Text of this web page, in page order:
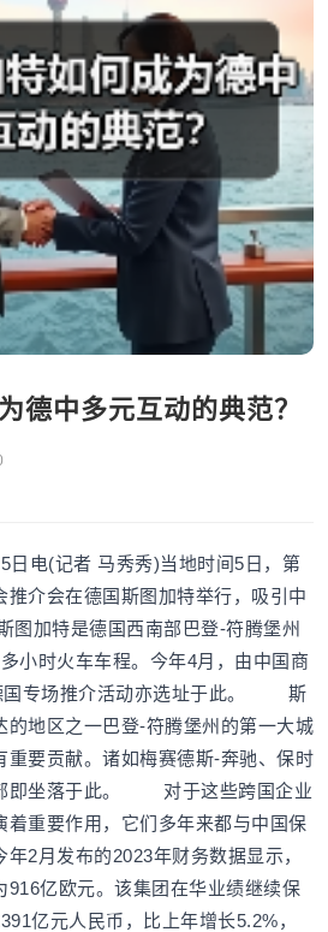
德中多元互动的典范？
电(记者 马秀秀)当地时间5日，第
推介会在德国斯图加特举行，吸引中
加特是德国西南部巴登-符腾堡州
小时火车车程。今年4月，由中国商
国专场推介活动亦选址于此。 斯
的地区之一巴登-符腾堡州的第一大城
重要贡献。诸如梅赛德斯-奔驰、保时
即坐落于此。 对于这些跨国企业
着重要作用，它们多年来都与中国保
2月发布的2023年财务数据显示，
916亿欧元。该集团在华业绩继续保
亿元人民币，比上年增长5.2%，